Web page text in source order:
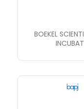
BOEKEL